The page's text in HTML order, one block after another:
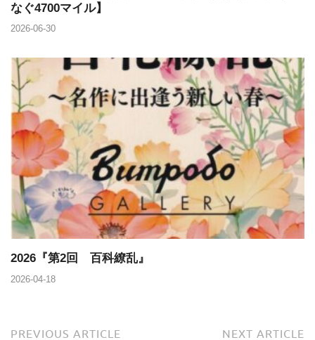
なぐ4700マイル】
2026-06-30
2026『第2回 百科繚乱』
2026-04-18
PREVIOUS ARTICLE NEXT ARTICLE